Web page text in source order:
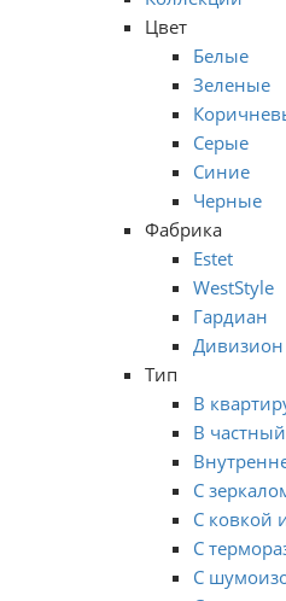
Цвет
Белые
Зеленые
Серые
Синие
Черные
Фабрика
Estet
WestStyle
Гардиан
Дивизион
Тип
В
В
С
С ковкой
С
С